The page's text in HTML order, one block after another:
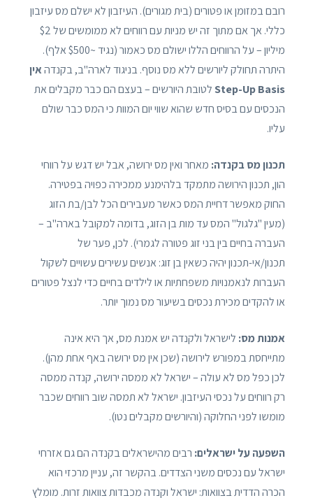
רובם במזומן או פטורים (בית מגורים). העיזבון לא ישלם מס עיזבון
כללי. אך אם מתוך זה יש מניות עם רווחים לא ממומשים של $2
מיליון – על הרווחים הללו ישולם מס כאמור (נגיד ~$500 אלף).
היתרה תחולק ליורשים ללא מס נוסף. בניגוד לארה"ב, בקנדהאין
Step-Up Basisלטובת היורשים – בעצם הם כבר מקבלים את
הנכסים עם בסיס חדש שהוא שווי יום המוות כי המס כבר שולם
עליו.
תכנון מס בקנדה: מאחר ואין מס ירושה, אבל יש דגש על רווחי
הון, תכנון הירושה מתמקד בלהימנע ממכירה כפויה בפטירה.
החוק מאפשר דחיית המס כאשר מעבירים הכל לבן/בת הזוג
(מעין "גלגול" המס עד מות בן הזוג, בדומה למקובל בארה"ב –
העברה בחיים בין בני זוג פטורה לגמרי). לכן, פער של
תכנון/אי-תכנון יהיה כשאין בן זוג: אנשים עשירים עשויים לשקול
העברות לנאמנויות משפחתיות או לילדים בחיים כדי לנצל פטורים
או להקדים מכירת נכסים בשיעור מס נמוך יותר.
אמנות מס: לישראל ולקנדה יש אמנת מס, אך היא אינה
מתייחסת במפורש לירושה (שכן אין מס ירושה באף אחת מהן).
לכן כפל מס לא עולה – ישראל לא ממסה ירושה, קנדה ממסה
רק רווחים על נכסי העיזבון. ישראל לא תמסה שוב רווחים שכבר
מומשו לפני החלוקה (והיורשים מקבלים נטו).
השפעה על ישראלים: רבים מהישראלים בקנדה הם גם אזרחי
ישראל עם נכסים משני הצדדים. בהקשר זה, עניין מרכזי הוא
הכרה הדדית בצוואות: ישראל וקנדה מכבדות צוואות זרות. מומלץ